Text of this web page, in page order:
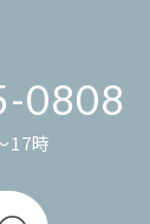
0808
17時